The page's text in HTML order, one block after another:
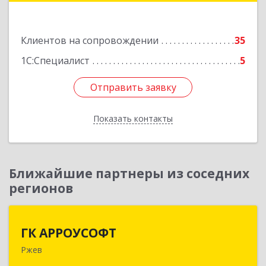
Клиентов на сопровождении
35
1С:Специалист
5
Отправить заявку
Показать контакты
Подробнее
Отправить заявку
Назад
Ближайшие партнеры из соседних
регионов
ГК АРРОУСОФТ
Ржев172381, Тверская обл, м.о. Ржевский, Ржев г,